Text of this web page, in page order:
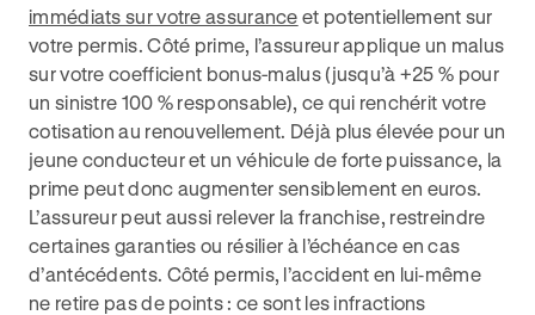
immédiats sur votre assurance et potentiellement sur
votre permis. Côté prime, l’assureur applique un malus
sur votre coefficient bonus-malus (jusqu’à +25 % pour
un sinistre 100 % responsable), ce qui renchérit votre
cotisation au renouvellement. Déjà plus élevée pour un
jeune conducteur et un véhicule de forte puissance, la
prime peut donc augmenter sensiblement en euros.
L’assureur peut aussi relever la franchise, restreindre
certaines garanties ou résilier à l’échéance en cas
d’antécédents. Côté permis, l’accident en lui‑même
ne retire pas de points : ce sont les infractions